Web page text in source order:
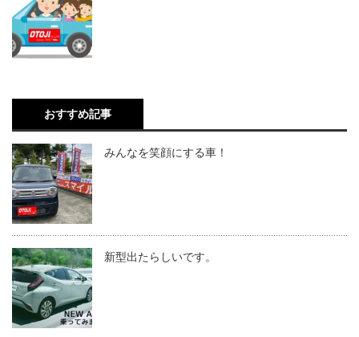
おすすめ記事
みんなを笑顔にする車！
新型出たらしいです。